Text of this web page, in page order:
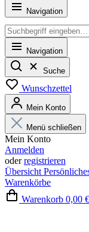
Navigation
Navigation
Suche
Wunschzettel
Mein Konto
Menü schließen
Mein Konto
Anmelden
oderregistrieren
Übersicht
Warenkörbe
Warenkorb 0,00 €